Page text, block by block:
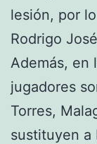
lesión, por
Rodrigo
Además, en
jugadores
Torres,
sustituyen a